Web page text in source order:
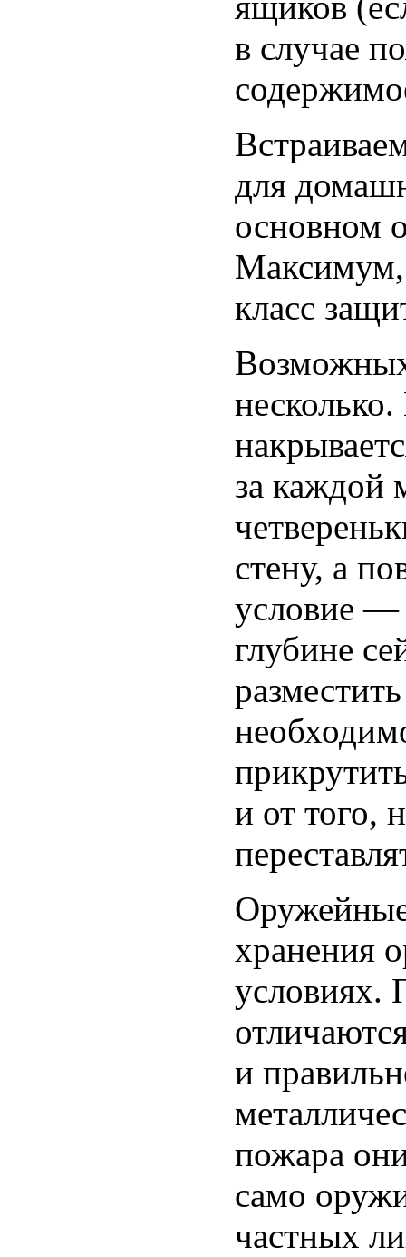
в случае
для
основном
Максимум,
класс
за каждой
стену, а
условие —
глубине
и от того,
хранения
условиях.
и
пожара
само
частных